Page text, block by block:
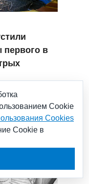
первого в
Cookie
Cookies
Cookie в